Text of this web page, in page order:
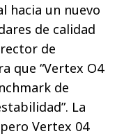
hacia un nuevo
de calidad
de
que “Vertex O4
de
La
Vertex 04